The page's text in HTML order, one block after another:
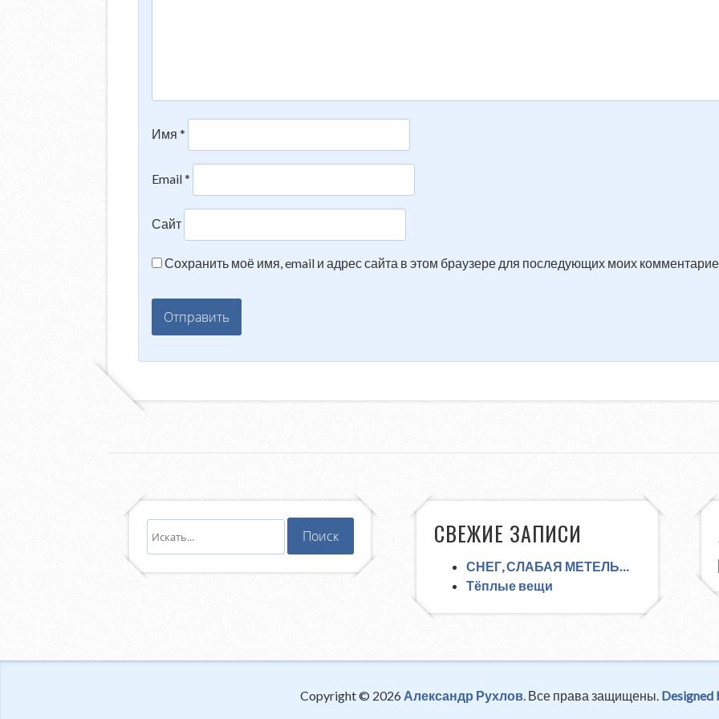
Имя*
Email*
Сайт
Сохранить моё имя, email и адрес сайта в этом браузере для последующих моих
СВЕЖИЕ ЗАПИСИ
СНЕГ, СЛАБАЯ МЕТЕЛЬ…
Тёплые вещи
Copyright © 2026 Александр Рухлов. Все права защищены. Designed